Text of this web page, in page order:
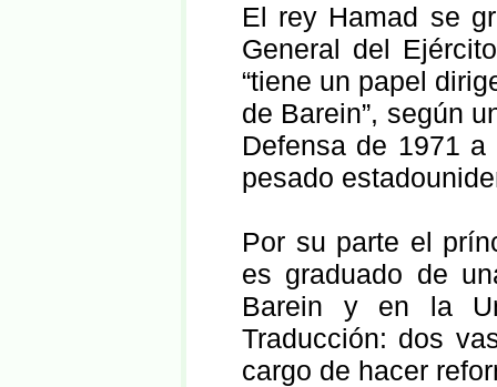
El rey Hamad se
General del
“tiene un papel
de Barein”, según
Defensa de 1971
pesado
Por su parte el
es graduado de
Barein y en la
Traducción: dos
cargo de hacer